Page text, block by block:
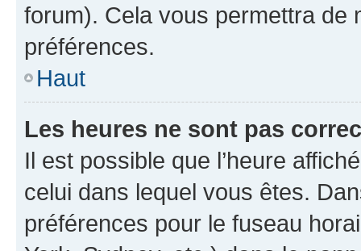
forum). Cela vous permettra de
préférences.
Haut
Les heures ne sont pas
Il est possible que l’heure
celui dans lequel vous êtes.
préférences pour le fuseau